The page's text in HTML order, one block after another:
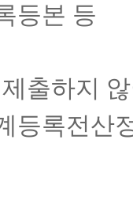
등본 등
출하지
등록전산